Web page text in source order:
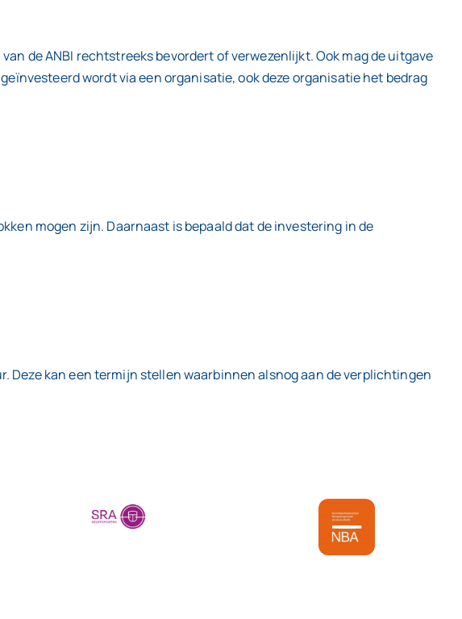
de ANBI rechtstreeks bevordert of verwezenlijkt. Ook mag de uitgave
wordt via een organisatie, ook deze organisatie het bedrag
mogen zijn. Daarnaast is bepaald dat de investering in de
Deze kan een termijn stellen waarbinnen alsnog aan de verplichtingen